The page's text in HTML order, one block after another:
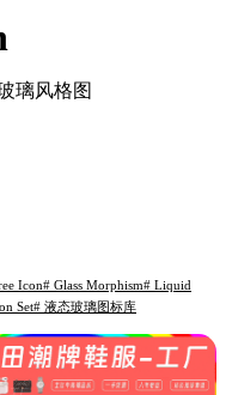
璃风格图
Icon# Glass Morphism# Liquid
Set# 液态玻璃图标库